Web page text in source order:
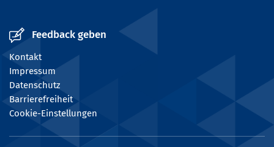
Feedback geben
Kontakt
Impressum
Datenschutz
Barrierefreiheit
Cookie-Einstellungen